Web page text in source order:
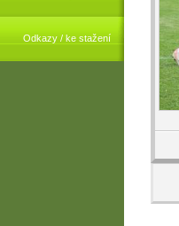
Odkazy / ke stažení